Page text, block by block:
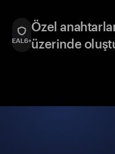
Özel
üzerinde